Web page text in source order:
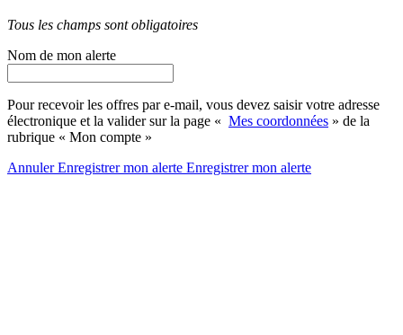
Tous les champs sont obligatoires
Nom de mon alerte
Pour recevoir les offres par e-mail, vous devez saisir votre adresse
électronique et la valider sur la page « Mes coordonnées » de la
rubrique « Mon compte »
AnnulerEnregistrer mon alerte Enregistrermon alerte